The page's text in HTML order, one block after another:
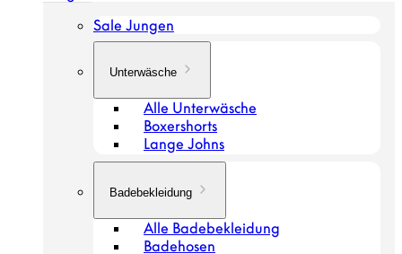
Sale Jungen
Unterwäsche
Alle Unterwäsche
Boxershorts
Lange Johns
Badebekleidung
Alle Badebekleidung
Badehosen